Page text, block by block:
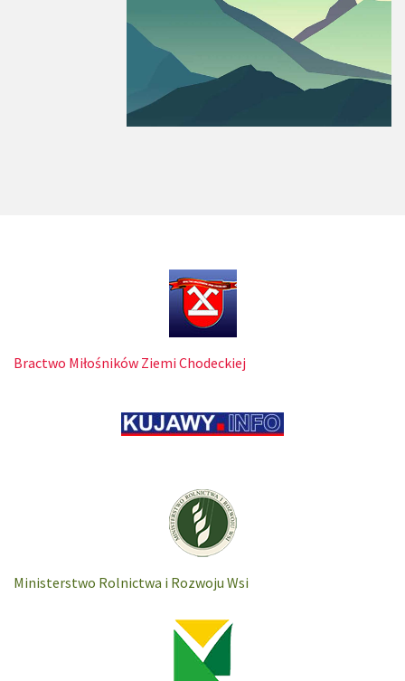
Bractwo Miłośników Ziemi Chodeckiej
Ministerstwo Rolnictwa i Rozwoju Wsi